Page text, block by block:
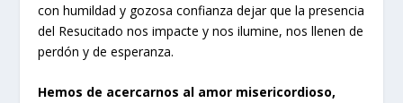
con humildad y gozosa confianza dejar que la presencia
del Resucitado nos impacte y nos ilumine, nos llenen de
perdón y de esperanza.
Hemos de acercarnos al amor misericordioso,